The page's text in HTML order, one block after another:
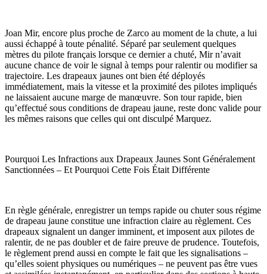
Joan Mir, encore plus proche de Zarco au moment de la chute, a lui
aussi échappé à toute pénalité. Séparé par seulement quelques
mètres du pilote français lorsque ce dernier a chuté, Mir n’avait
aucune chance de voir le signal à temps pour ralentir ou modifier sa
trajectoire. Les drapeaux jaunes ont bien été déployés
immédiatement, mais la vitesse et la proximité des pilotes impliqués
ne laissaient aucune marge de manœuvre. Son tour rapide, bien
qu’effectué sous conditions de drapeau jaune, reste donc valide pour
les mêmes raisons que celles qui ont disculpé Marquez.
Pourquoi Les Infractions aux Drapeaux Jaunes Sont Généralement
Sanctionnées – Et Pourquoi Cette Fois Était Différente
En règle générale, enregistrer un temps rapide ou chuter sous régime
de drapeau jaune constitue une infraction claire au règlement. Ces
drapeaux signalent un danger imminent, et imposent aux pilotes de
ralentir, de ne pas doubler et de faire preuve de prudence. Toutefois,
le règlement prend aussi en compte le fait que les signalisations –
qu’elles soient physiques ou numériques – ne peuvent pas être vues